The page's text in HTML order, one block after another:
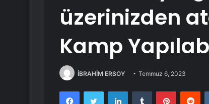
üzerinizden
Kamp
İBRAHİM ERSOY Temmuz 6, 2023
FacebookTwitter LinkedInTumblr Pinterest